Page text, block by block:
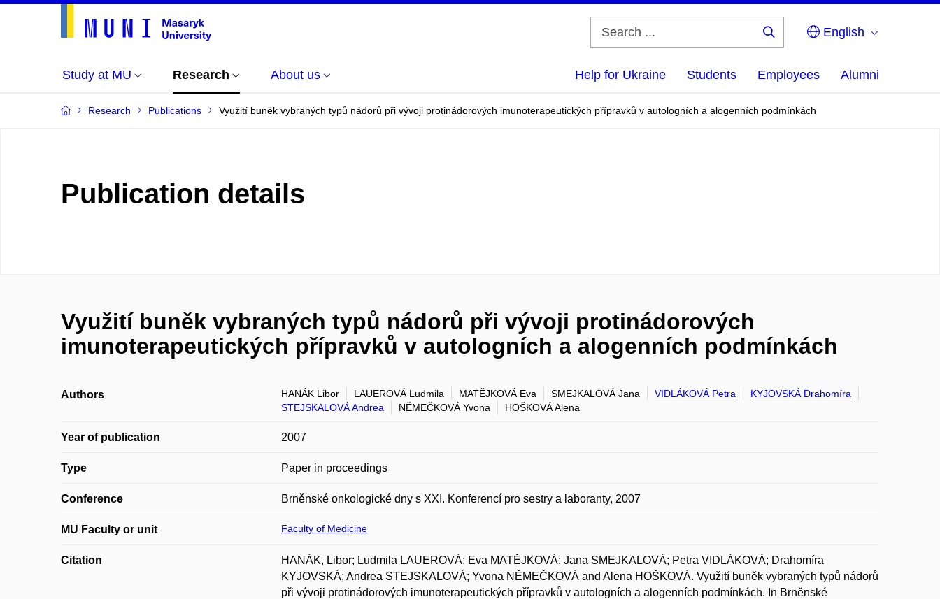
English
Study at MU Research About us Help for Ukraine Students Employees Alumni
Research Publications Využití buněk vybraných typů nádorů při vývoji protinádorových imunoterapeutických přípravků v autologních a alogenních podmínkách
Publication details
Využití buněk vybraných typů nádorů při vývoji protinádorových
imunoterapeutických přípravků v autologních a alogenních podmínkách
Authors HANÁK Libor LAUEROVÁ Ludmila MATĚJKOVÁ Eva SMEJKALOVÁ Jana VIDLÁKOVÁ Petra
KYJOVSKÁ Drahomíra
STEJSKALOVÁ Andrea
NĚMEČKOVÁ Yvona HOŠKOVÁ Alena
Year of publication 2007
Type Paper in proceedings
Conference Brněnské onkologické dny s XXI. Konferencí pro sestry a laboranty, 2007
MU Faculty or unit Faculty of Medicine
Citation
HANÁK, Libor; Ludmila LAUEROVÁ; Eva MATĚJKOVÁ; Jana SMEJKALOVÁ; Petra VIDLÁKOVÁ; Drahomíra
KYJOVSKÁ; Andrea STEJSKALOVÁ; Yvona NĚMEČKOVÁ and Alena HOŠKOVÁ. Využití buněk vybraných typů nádorů
při vývoji protinádorových imunoterapeutických přípravků v autologních a alogenních podmínkách. In Brněnské